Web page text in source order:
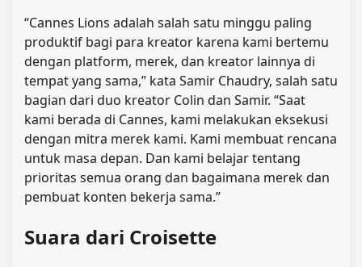
“Cannes Lions adalah salah satu minggu paling
produktif bagi para kreator karena kami bertemu
dengan platform, merek, dan kreator lainnya di
tempat yang sama,” kata Samir Chaudry, salah satu
bagian dari duo kreator Colin dan Samir. “Saat
kami berada di Cannes, kami melakukan eksekusi
dengan mitra merek kami. Kami membuat rencana
untuk masa depan. Dan kami belajar tentang
prioritas semua orang dan bagaimana merek dan
pembuat konten bekerja sama.”
Suara dari Croisette